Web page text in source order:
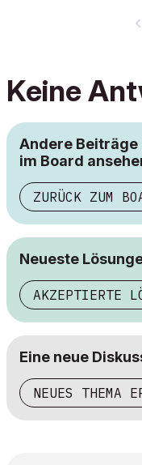
Keine
Andere Beiträge
im Board
ZURÜCK ZUM
Neueste
AKZEPTIERTE
Eine neue
NEUES THEMA